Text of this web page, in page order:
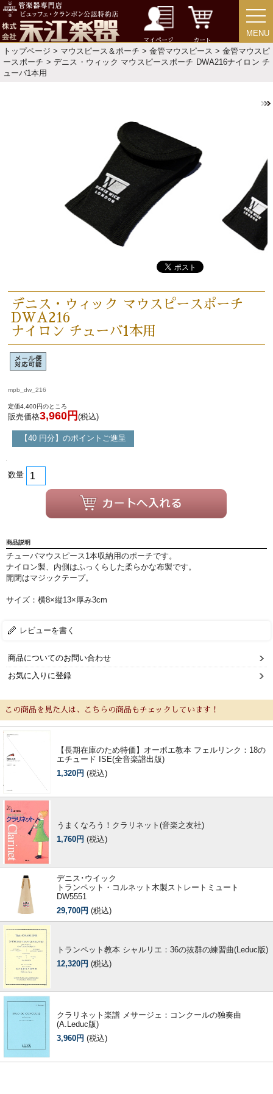
マイページ カート
MENU
MENU
トップページ > マウスピース＆ポーチ > 金管マウスピース > 金管マウスピ
ースポーチ > デニス・ウィック マウスピースポーチ DWA216ナイロン チ
ューバ1本用
デニス・ウィック マウスピースポーチ
DWA216
ナイロン チューバ1本用
mpb_dw_216
定価4,400円のところ
販売価格3,960円 (税込)
【40 円分】のポイントご進呈
数量
商品説明
チューバマウスピース1本収納用のポーチです。
ナイロン製、内側はふっくらした柔らかな布製です。
開閉はマジックテープ。
サイズ：横8×縦13×厚み3cm
レビューを書く
商品についてのお問い合わせ
お気に入りに登録
この商品を見た人は、こちらの商品もチェックしています！
【長期在庫のため特価】オーボエ教本 フェルリンク：18の
エチュード ISE(全音楽譜出版)
1,320円 (税込)
うまくなろう！クラリネット(音楽之友社)
1,760円 (税込)
デニス･ウイック
トランペット・コルネット木製ストレートミュート
DW5551
29,700円 (税込)
トランペット教本 シャルリエ：36の抜群の練習曲(Leduc版)
12,320円 (税込)
クラリネット楽譜 メサージェ：コンクールの独奏曲
(A.Leduc版)
3,960円 (税込)
中古・アウトレット
アウトレット
目的・用途別で楽器を探す
メーカー別で探す
価格・ランキングで探す
永江楽器人気コンテンツ
新商品・新規取り扱い商品
セール・イベント情報
「楽器をはじめよう」
お手入れ方法
選定者のご紹介
新規会員登録 ログイン・マイページ
よくあるご質問
特定商取引法